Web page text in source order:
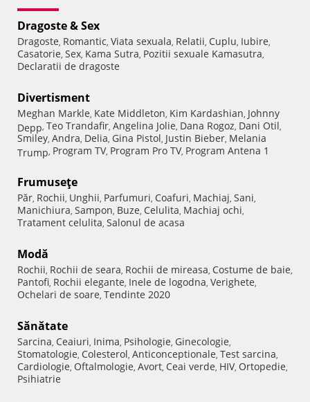
Dragoste & Sex
Dragoste, Romantic, Viata sexuala, Relatii, Cuplu, Iubire,
Casatorie, Sex, Kama Sutra, Pozitii sexuale Kamasutra,
Declaratii de dragoste
Divertisment
Meghan Markle, Kate Middleton, Kim Kardashian, Johnny
Depp, Teo Trandafir, Angelina Jolie, Dana Rogoz, Dani Otil,
Smiley, Andra, Delia, Gina Pistol, Justin Bieber, Melania
Trump, Program TV, Program Pro TV, Program Antena 1
Frumuseţe
Păr, Rochii, Unghii, Parfumuri, Coafuri, Machiaj, Sani,
Manichiura, Sampon, Buze, Celulita, Machiaj ochi,
Tratament celulita, Salonul de acasa
Modă
Rochii, Rochii de seara, Rochii de mireasa, Costume de baie,
Pantofi, Rochii elegante, Inele de logodna, Verighete,
Ochelari de soare, Tendinte 2020
Sănătate
Sarcina, Ceaiuri, Inima, Psihologie, Ginecologie,
Stomatologie, Colesterol, Anticonceptionale, Test sarcina,
Cardiologie, Oftalmologie, Avort, Ceai verde, HIV, Ortopedie,
Psihiatrie